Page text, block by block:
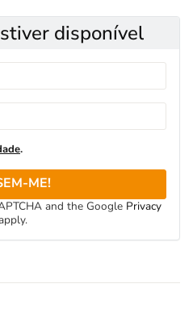
disponível
.
ME!
and the Google Privacy